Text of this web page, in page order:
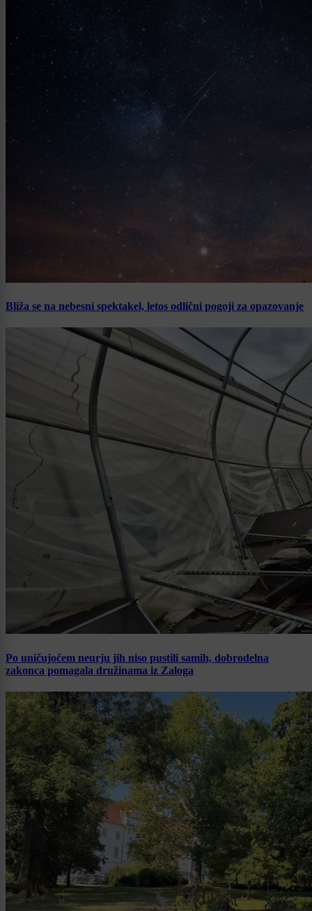
Bliža se na nebesni spektakel, letos odlični pogoji za opazovanje
Po uničujočem neurju jih niso pustili samih, dobrodelna
zakonca pomagala družinama iz Zaloga